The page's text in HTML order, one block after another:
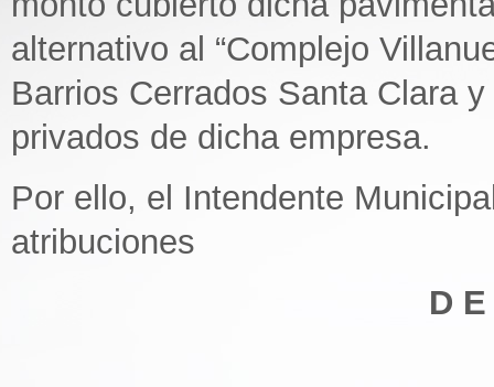
alternativo al “Complejo
Barrios Cerrados Santa Clara
privados de dicha empresa.
Por ello, el Intendente
atribuciones
D